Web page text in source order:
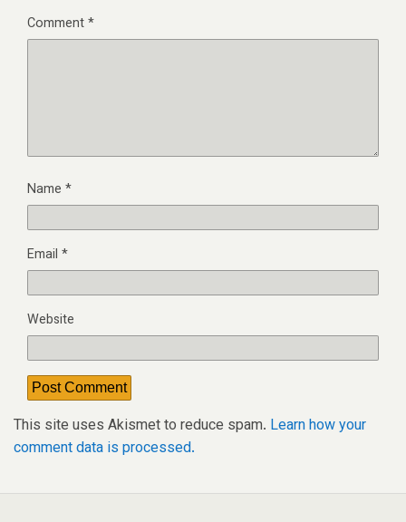
Comment*
Name *
Email *
Website
This site uses Akismet to reduce spam. Learn how your
comment data is processed.